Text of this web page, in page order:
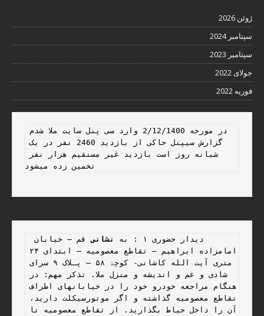
ژوئن 2026
سپتامبر 2024
سپتامبر 2023
جولای 2022
فوریه 2022
گزارش سیپنل حاکی از بازدید 2460 نفر در یک
دیدار حضوری ۱ : به نشانی
هنگام مراجعه خودرو خود را در خیابانهای اطراف